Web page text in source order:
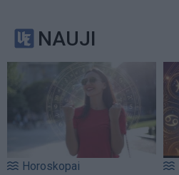
NAUJI
Horoskopai